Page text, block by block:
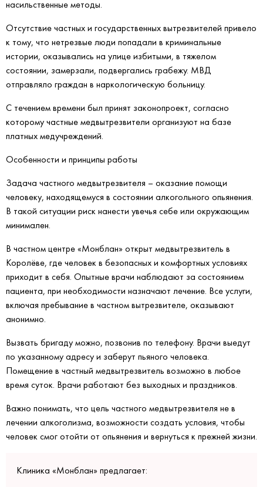
насильственные методы.
Отсутствие частных и государственных вытрезвителей привело
к тому, что нетрезвые люди попадали в криминальные
истории, оказывались на улице избитыми, в тяжелом
состоянии, замерзали, подвергались грабежу. МВД
отправляло граждан в наркологическую больницу.
С течением времени был принят законопроект, согласно
которому частные медвытрезвители организуют на базе
платных медучреждений.
Особенности и принципы работы
Задача частного медвытрезвителя – оказание помощи
человеку, находящемуся в состоянии алкогольного опьянения.
В такой ситуации риск нанести увечья себе или окружающим
минимален.
В частном центре «Монблан» открыт медвытрезвитель в
Королёве, где человек в безопасных и комфортных условиях
приходит в себя. Опытные врачи наблюдают за состоянием
пациента, при необходимости назначают лечение. Все услуги,
включая пребывание в частном вытрезвителе, оказывают
анонимно.
Вызвать бригаду можно, позвонив по телефону. Врачи выедут
по указанному адресу и заберут пьяного человека.
Помещение в частный медвытрезвитель возможно в любое
время суток. Врачи работают без выходных и праздников.
Важно понимать, что цель частного медвытрезвителя не в
лечении алкоголизма, возможности создать условия, чтобы
человек смог отойти от опьянения и вернуться к прежней жизни.
Клиника «Монблан» предлагает: